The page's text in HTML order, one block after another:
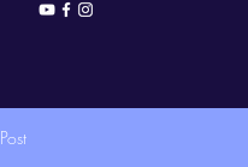
Post